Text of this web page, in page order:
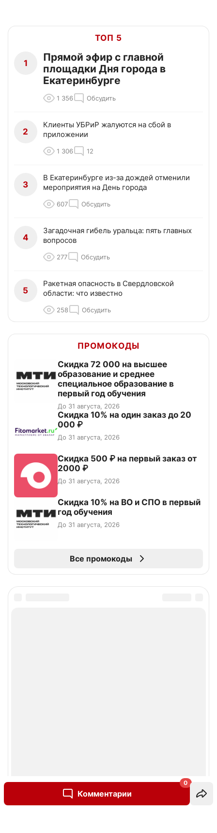
Комментарии
0
ТОП 5
1
Прямой эфир с главной
площадки Дня города в
Екатеринбурге
1 356 Обсудить
2
Клиенты УБРиР жалуются на сбой в
приложении
1 306 12
3
В Екатеринбурге из-за дождей отменили
мероприятия на День города
607 Обсудить
4
Загадочная гибель уральца: пять главных
вопросов
277 Обсудить
5
Ракетная опасность в Свердловской
области: что известно
258 Обсудить
ПРОМОКОДЫ
Скидка 72 000 на высшее
образование и среднее
специальное образование в
первый год обучения
До 31 августа, 2026
Скидка 10% на один заказ до 20
000 ₽
До 31 августа, 2026
Скидка 500 ₽ на первый заказ от
2000 ₽
До 31 августа, 2026
Скидка 10% на ВО и СПО в первый
год обучения
До 31 августа, 2026
Все промокоды